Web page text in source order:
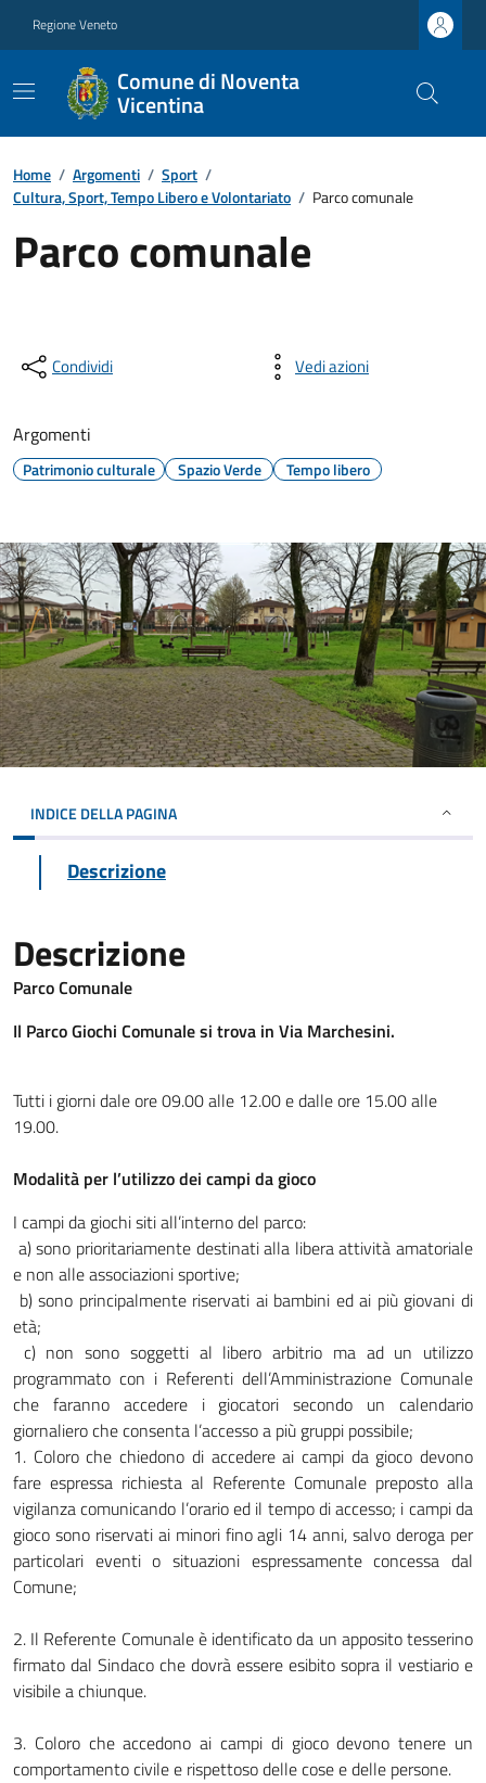
Regione Veneto
Comune di Noventa
Vicentina
Home / Argomenti / Sport /
Cultura, Sport, Tempo Libero e Volontariato / Parco comunale
Parco comunale
Condividi Vedi azioni
Argomenti
Patrimonio culturale Spazio Verde Tempo libero
INDICE DELLA PAGINA
Descrizione
Descrizione
Parco Comunale
Il Parco Giochi Comunale si trova in Via Marchesini.
Tutti i giorni dale ore 09.00 alle 12.00 e dalle ore 15.00 alle
19.00.
Modalità per l’utilizzo dei campi da gioco
I campi da giochi siti all’interno del parco:
a) sono prioritariamente destinati alla libera attività amatoriale
e non alle associazioni sportive;
b) sono principalmente riservati ai bambini ed ai più giovani di
età;
c) non sono soggetti al libero arbitrio ma ad un utilizzo
programmato con i Referenti dell’Amministrazione Comunale
che faranno accedere i giocatori secondo un calendario
giornaliero che consenta l’accesso a più gruppi possibile;
1. Coloro che chiedono di accedere ai campi da gioco devono
fare espressa richiesta al Referente Comunale preposto alla
vigilanza comunicando l’orario ed il tempo di accesso; i campi da
gioco sono riservati ai minori fino agli 14 anni, salvo deroga per
particolari eventi o situazioni espressamente concessa dal
Comune;
2. Il Referente Comunale è identificato da un apposito tesserino
firmato dal Sindaco che dovrà essere esibito sopra il vestiario e
visibile a chiunque.
3. Coloro che accedono ai campi di gioco devono tenere un
comportamento civile e rispettoso delle cose e delle persone.